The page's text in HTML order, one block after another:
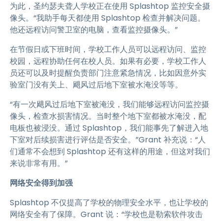
为此，圣约瑟夫聋人学校正在使用 Splashtop 监控安全摄
像头。“我助手每天都使用 Splashtop 检查并解决问题。
他还远程访问警卫室的电脑，查看监控摄像头。”
在节假日或下班时间，学校工作人员可以远程访问、监控
校园，远程协助任何在校人员。如果有必要，学校工作人
员还可以及时提醒负责部门注意紧急情况，比如因意外实
验室门没有关上、飓风过后地下室被水淹没等等。
“有一次飓风过后地下室被淹没，我们能够远程访问监控摄
像头，检查水损害情况。当时整个地下室都被水淹没，配
电板也被浸没。通过 Splashtop，我们能事先了解进入地
下室对后续损害进行评估是否安全。”Grant 补充说：“人
们通常不会想到 Splashtop 还有这样的用途，但这对我们
来说非常有用。”
网络安全得到加强
Splashtop 不仅提高了学校的物理安全水平，也让学校的
网络安全有了保障。Grant 说：“学校也是勒索软件攻击